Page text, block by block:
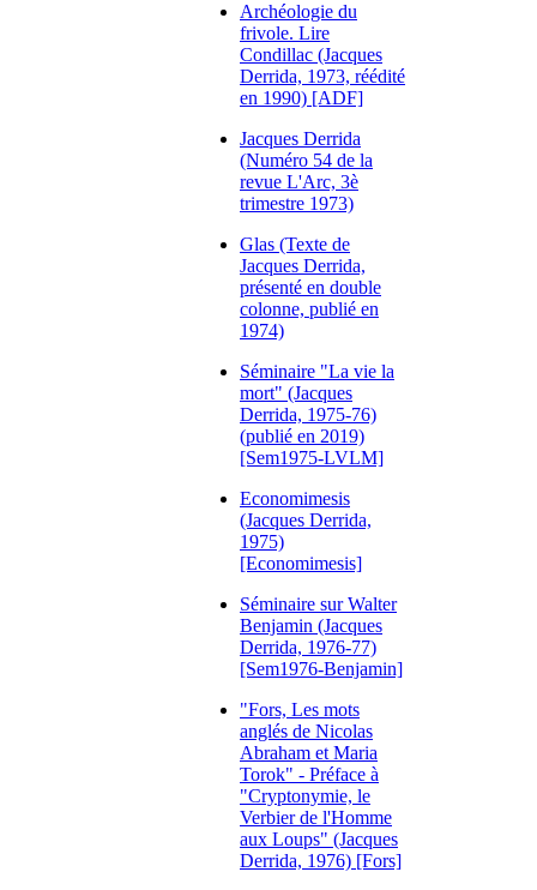
Archéologie du
frivole. Lire
Condillac (Jacques
Derrida, 1973, réédité
en 1990) [ADF]
Jacques Derrida
(Numéro 54 de la
revue L'Arc, 3è
trimestre 1973)
Glas (Texte de
Jacques Derrida,
présenté en double
colonne, publié en
1974)
Séminaire "La vie la
mort" (Jacques
Derrida, 1975-76)
(publié en 2019)
[Sem1975-LVLM]
Economimesis
(Jacques Derrida,
1975)
[Economimesis]
Séminaire sur Walter
Benjamin (Jacques
Derrida, 1976-77)
[Sem1976-Benjamin]
"Fors, Les mots
anglés de Nicolas
Abraham et Maria
Torok" - Préface à
"Cryptonymie, le
Verbier de l'Homme
aux Loups" (Jacques
Derrida, 1976) [Fors]